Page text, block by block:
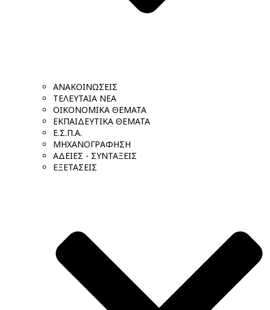
ΑΝΑΚΟΙΝΩΣΕΙΣ
ΤΕΛΕΥΤΑΙΑ ΝΕΑ
ΟΙΚΟΝΟΜΙΚΑ ΘΕΜΑΤΑ
ΕΚΠΑΙΔΕΥΤΙΚΑ ΘΕΜΑΤΑ
Ε.Σ.Π.Α.
ΜΗΧΑΝΟΓΡΑΦΗΣΗ
ΑΔΕΙΕΣ - ΣΥΝΤΑΞΕΙΣ
ΕΞΕΤΑΣΕΙΣ